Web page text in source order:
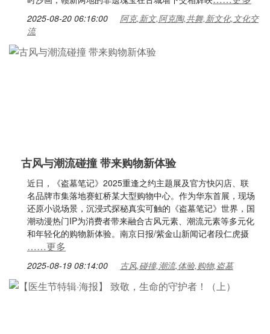
2025-08-20 06:16:00
阿克,新文,阿克陶,共舞,新文化,文化交
流
古风与潮流碰撞 带来购物新体验
近日，《盗墓笔记》2025重逢之约主题展及官方快闪店、联
名品牌市集落地赛虹桥某大型购物中心。作为华东首展，现场
还原小说场景，沉浸式探秘真实可触的《盗墓笔记》世界，国
潮动漫热门IP为消费者带来融合古风元素、潮流元素等多元化
和年轻化的购物新体验。南京日报/紫金山新闻记者段仁虎摄
……更多
2025-08-19 08:14:00 古风,碰撞,潮流,体验,购物,盗墓